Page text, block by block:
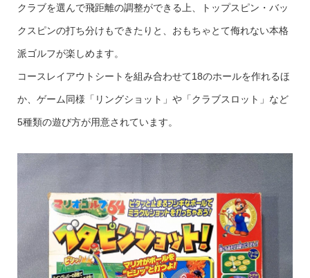
クラブを選んで飛距離の調整ができる上、トップスピン・バッ
クスピンの打ち分けもできたりと、おもちゃとて侮れない本格
派ゴルフが楽しめます。
コースレイアウトシートを組み合わせて18のホールを作れるほ
か、ゲーム同様「リングショット」や「クラブスロット」など
5種類の遊び方が用意されています。